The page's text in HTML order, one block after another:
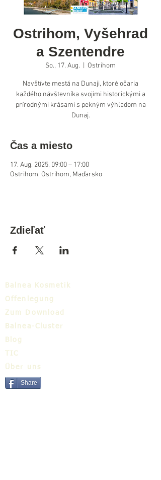
Ostrihom, Vyšehrad
a Szentendre
So., 17. Aug. Ostrihom
Navštívte mestá na Dunaji, ktoré očaria
každého návštevníka svojimi historickými a
prírodnými krásami s pekným výhľadom na
Dunaj.
Čas a miesto
17. Aug. 2025, 09:00 – 17:00
Ostrihom, Ostrihom, Maďarsko
Zdieľať
Balnea Kosmetik
Offenlegung
Zum Download
Balnea-Cluster
Blog
TIC
Über uns
Share